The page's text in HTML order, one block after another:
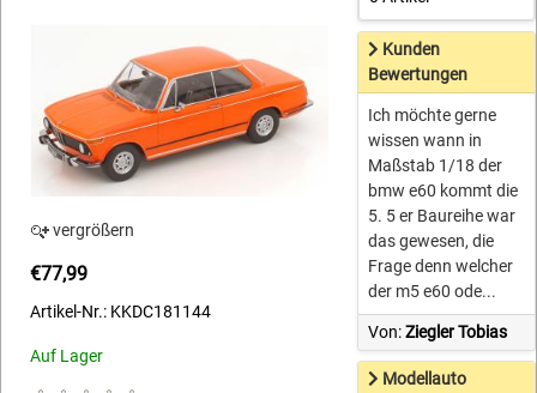
vergrößern
€77,99
Artikel-Nr.: KKDC181144
Auf Lager
Kunden
Bewertungen
Ich möchte gerne
wissen wann in
Maßstab 1/18 der
bmw e60 kommt die
5. 5 er Baureihe war
das gewesen, die
Frage denn welcher
der m5 e60 ode...
Von:Ziegler Tobias
Modellauto